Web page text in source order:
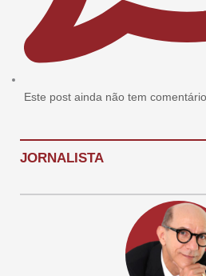
Este post ainda não tem
JORNALISTA